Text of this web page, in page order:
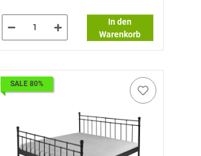
In den
Warenkorb
SALE 80%